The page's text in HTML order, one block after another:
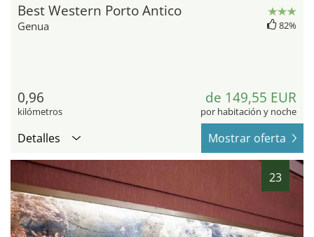
Best Western Porto Antico
Genua 82%
0,96
kilómetros
de 149,55 EUR
por habitación y noche
Detalles Mostrar oferta
23